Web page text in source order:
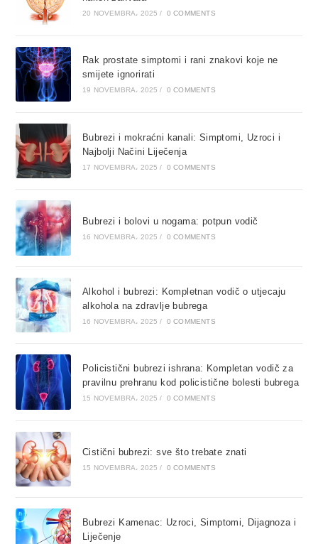
20 NOVEMBRA، 2025 / 0 COMMENTS
Rak prostate simptomi i rani znakovi koje ne
smijete ignorirati
19 NOVEMBRA، 2025 / 0 COMMENTS
Bubrezi i mokraćni kanali: Simptomi, Uzroci i
Najbolji Načini Liječenja
17 NOVEMBRA، 2025 / 0 COMMENTS
Bubrezi i bolovi u nogama: potpun vodič
16 NOVEMBRA، 2025 / 0 COMMENTS
Alkohol i bubrezi: Kompletnan vodič o utjecaju
alkohola na zdravlje bubrega
16 NOVEMBRA، 2025 / 0 COMMENTS
Policistični bubrezi ishrana: Kompletan vodič za
pravilnu prehranu kod policistične bolesti bubrega
15 NOVEMBRA، 2025 / 0 COMMENTS
Cistični bubrezi: sve što trebate znati
15 NOVEMBRA، 2025 / 0 COMMENTS
Bubrezi Kamenac: Uzroci, Simptomi, Dijagnoza i
Liječenje